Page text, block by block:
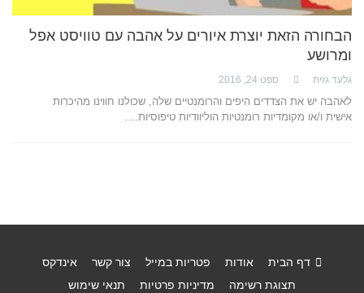
הבחורה הזאת יוצרת איורים על אהבה עם טוויסט אפל
ומרושע
גלעד גזית ספט 24, 2016
לאהבה יש את הצדדים היפים והרומנטיים שלה, שכולנו חווינו מהיכרות
אישית ו/או מקומדיות רומנטיות הוליוודיות טיפוסיות.…
דף הבית אודות פטריות במייל צור קשר
אינדקס
תצוגת רשימה
מדיניות פרטיות
תנאי שימוש